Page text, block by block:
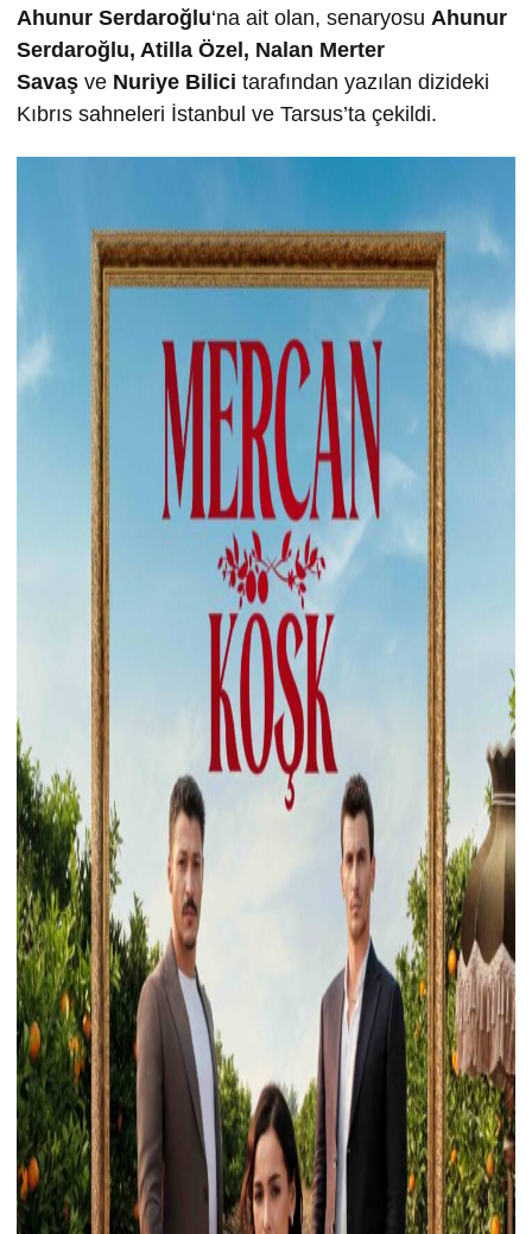
Ahunur Serdaroğ lu‘na ait olan, senaryosu Ahunur
Serdaroğ lu, Atilla Özel, Nalan Merter
Savaş ve Nuriye Bilici tarafından yazılan dizideki
Kıbrıs sahneleri İstanbul ve Tarsus’ta çekildi.